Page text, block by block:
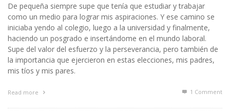
De pequeña siempre supe que tenía que estudiar y trabajar
como un medio para lograr mis aspiraciones. Y ese camino se
iniciaba yendo al colegio, luego a la universidad y finalmente,
haciendo un posgrado e insertándome en el mundo laboral.
Supe del valor del esfuerzo y la perseverancia, pero también de
la importancia que ejercieron en estas elecciones, mis padres,
mis tíos y mis pares.
Read more 1 Comment